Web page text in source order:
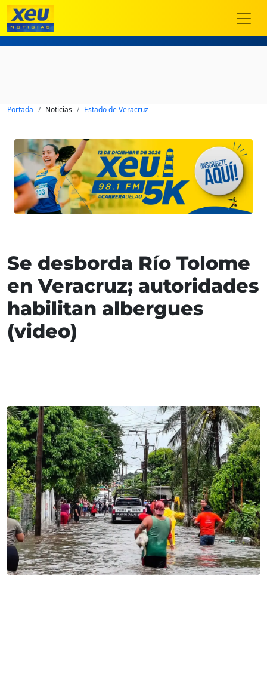
Portada Noticias Estado de Veracruz
Se desborda Río Tolome
en Veracruz; autoridades
habilitan albergues
(video)